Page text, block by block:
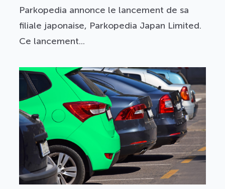
Parkopedia annonce le lancement de sa
filiale japonaise, Parkopedia Japan Limited.
Ce lancement...